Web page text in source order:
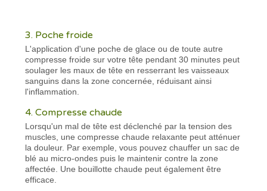
3. Poche froide
L'application d'une poche de glace ou de toute autre
compresse froide sur votre tête pendant 30 minutes peut
soulager les maux de tête en resserrant les vaisseaux
sanguins dans la zone concernée, réduisant ainsi
l'inflammation.
4. Compresse chaude
Lorsqu'un mal de tête est déclenché par la tension des
muscles, une compresse chaude relaxante peut atténuer
la douleur. Par exemple, vous pouvez chauffer un sac de
blé au micro-ondes puis le maintenir contre la zone
affectée. Une bouillotte chaude peut également être
efficace.